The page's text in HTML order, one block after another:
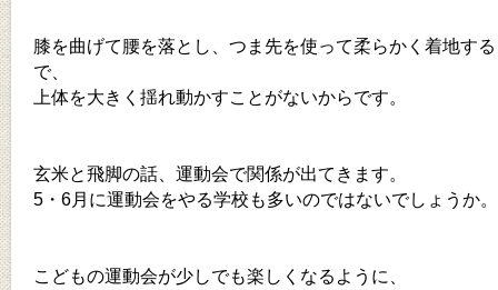
膝を曲げて腰を落とし、つま先を使って柔らかく着地す
で、
上体を大きく揺れ動かすことがないからです。
玄米と飛脚の話、運動会で関係が出てきます。
5・6月に運動会をやる学校も多いのではないでしょうか。
こどもの運動会が少しでも楽しくなるように、